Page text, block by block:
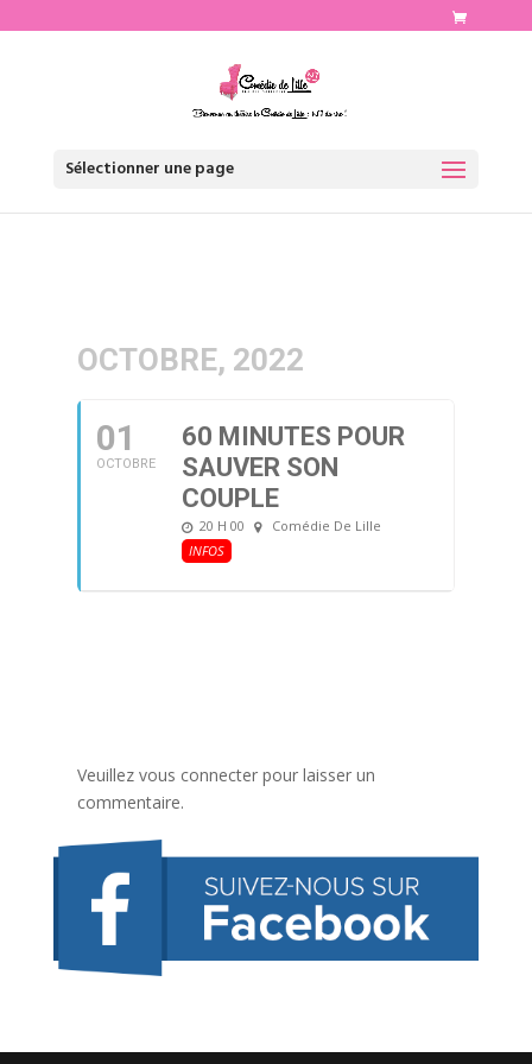
Sélectionner une page
OCTOBRE, 2022
01
OCTOBRE
60 MINUTES POUR
SAUVER SON
COUPLE
20 H 00
Comédie De Lille
INFOS
Veuillez vous connecter pour laisser un
commentaire.